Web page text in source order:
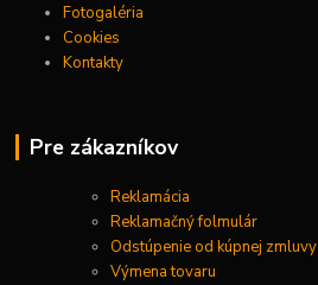
Fotogaléria
Cookies
Kontakty
Pre zákazníkov
Reklamácia
Reklamačný folmulár
Odstúpenie od kúpnej zmluvy
Výmena tovaru